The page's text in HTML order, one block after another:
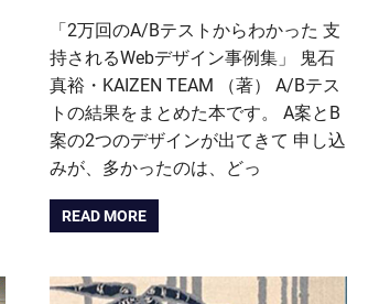
「2万回のA/Bテストからわかった 支
持されるWebデザイン事例集」 鬼石
真裕・KAIZEN TEAM （著） A/Bテス
トの結果をまとめた本です。 A案とB
案の2つのデザインが出てきて 申し込
みが、多かったのは、どっ
READ MORE